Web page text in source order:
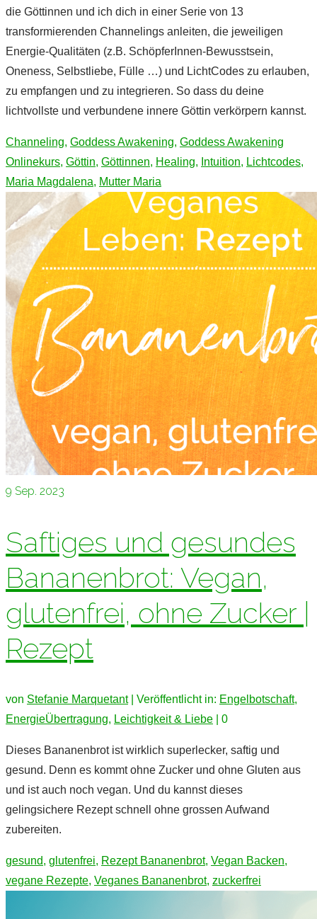
die Göttinnen und ich dich in einer Serie von 13
transformierenden Channelings anleiten, die jeweiligen
Energie-Qualitäten (z.B. SchöpferInnen-Bewusstsein,
Oneness, Selbstliebe, Fülle …) und LichtCodes zu erlauben,
zu empfangen und zu integrieren. So dass du deine
lichtvollste und verbundene innere Göttin verkörpern kannst.
Channeling, Goddess Awakening, Goddess Awakening
Onlinekurs, Göttin, Göttinnen, Healing, Intuition, Lichtcodes,
Maria Magdalena, Mutter Maria
9 Sep. 2023
Saftiges und gesundes
Bananenbrot: Vegan,
glutenfrei, ohne Zucker |
Rezept
von Stefanie Marquetant| Veröffentlicht in: Engelbotschaft,
EnergieÜbertragung, Leichtigkeit & Liebe 0
Dieses Bananenbrot ist wirklich superlecker, saftig und
gesund. Denn es kommt ohne Zucker und ohne Gluten aus
und ist auch noch vegan. Und du kannst dieses
gelingsichere Rezept schnell ohne grossen Aufwand
zubereiten.
gesund, glutenfrei, Rezept Bananenbrot, Vegan Backen,
vegane Rezepte, Veganes Bananenbrot, zuckerfrei